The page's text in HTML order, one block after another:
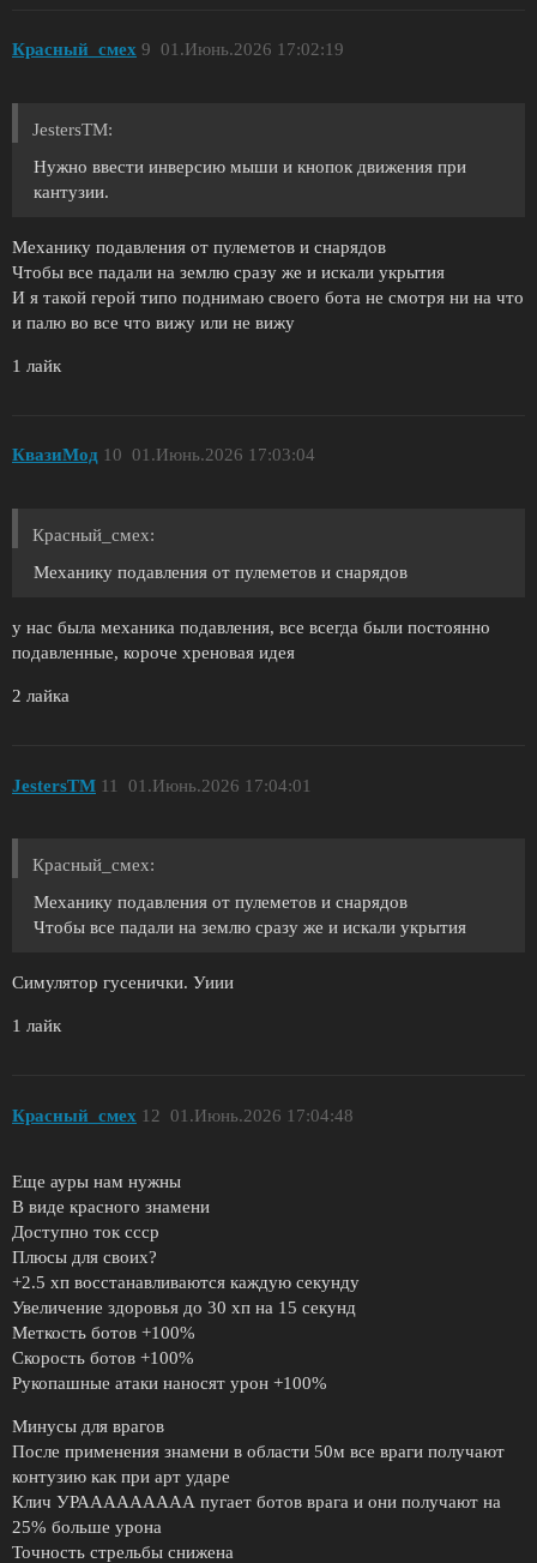
Красный_смех 01.Июнь.2026 17:02:19
9
JestersTM:
Нужно ввести инверсию мыши и кнопок движения при
кантузии.
Механику подавления от пулеметов и снарядов
Чтобы все падали на землю сразу же и искали укрытия
И я такой герой типо поднимаю своего бота не смотря ни на что
и палю во все что вижу или не вижу
1 лайк
КвазиМод 01.Июнь.2026 17:03:04
10
Красный_смех:
Механику подавления от пулеметов и снарядов
у нас была механика подавления, все всегда были постоянно
подавленные, короче хреновая идея
2 лайка
JestersTM 01.Июнь.2026 17:04:01
11
Красный_смех:
Механику подавления от пулеметов и снарядов
Чтобы все падали на землю сразу же и искали укрытия
Симулятор гусенички. Уиии
1 лайк
Красный_смех 01.Июнь.2026 17:04:48
12
Еще ауры нам нужны
В виде красного знамени
Доступно ток ссср
Плюсы для своих?
+2.5 хп восстанавливаются каждую секунду
Увеличение здоровья до 30 хп на 15 секунд
Меткость ботов +100%
Скорость ботов +100%
Рукопашные атаки наносят урон +100%
Минусы для врагов
После применения знамени в области 50м все враги получают
контузию как при арт ударе
Клич УРААААААААА пугает ботов врага и они получают на
25% больше урона
Точность стрельбы снижена